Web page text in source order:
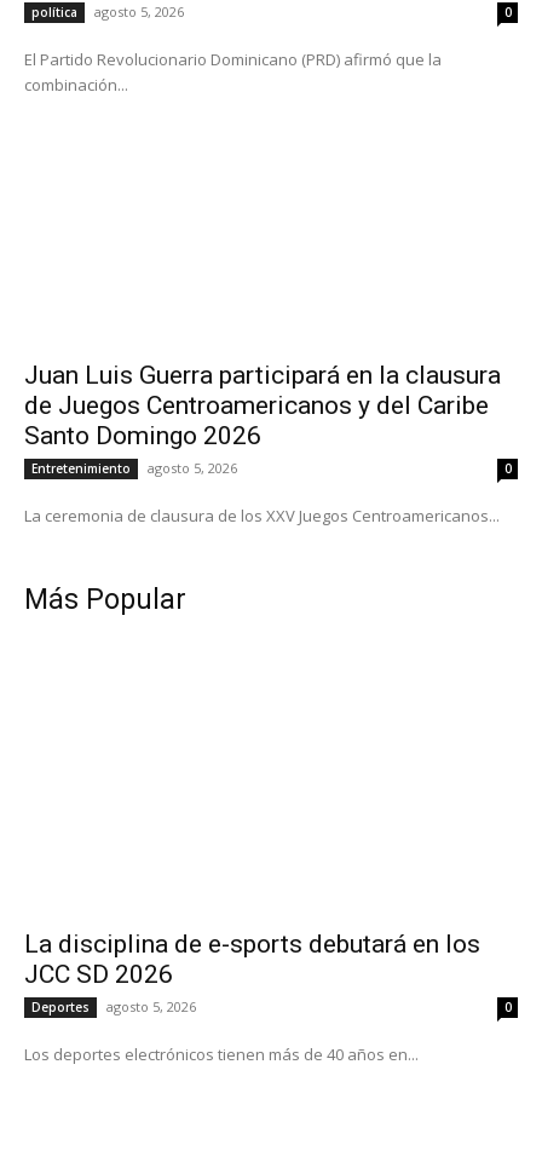
política agosto 5, 2026 0
El Partido Revolucionario Dominicano (PRD) afirmó que la
combinación...
Juan Luis Guerra participará en la clausura
de Juegos Centroamericanos y del Caribe
Santo Domingo 2026
Entretenimiento agosto 5, 2026 0
La ceremonia de clausura de los XXV Juegos Centroamericanos...
Más Popular
La disciplina de e-sports debutará en los
JCC SD 2026
Deportes agosto 5, 2026 0
Los deportes electrónicos tienen más de 40 años en...